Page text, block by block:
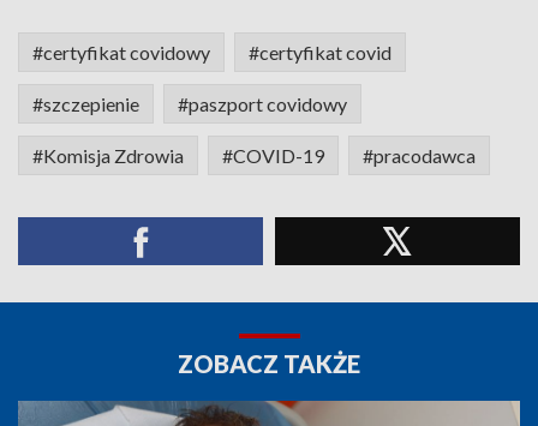
#certyfikat covidowy #certyfikat covid
#szczepienie #paszport covidowy
#Komisja Zdrowia #COVID-19 #pracodawca
ZOBACZ TAKŻE